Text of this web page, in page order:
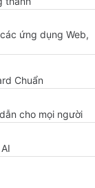
ứng dụng Web,
Chuẩn
cho mọi người